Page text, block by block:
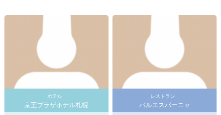
ホテル
京王プラザホテル札幌
レストラン
バルエスパーニャ